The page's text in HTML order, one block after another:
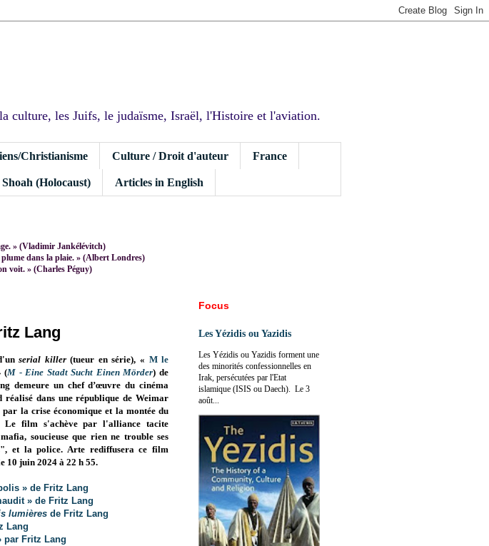
culture, les Juifs, le judaïsme, Israël, l'Histoire et l'aviation.
Christianisme Culture / Droit d'auteur France
Shoah (Holocaust) Articles in English
» (Vladimir Jankélévitch)
dans la plaie. » (Albert Londres)
voit. » (Charles Péguy)
Lang
serial killer(tueur en série), « M le
(M - Eine Stadt Sucht Einen Mörder) de
demeure un chef d’œuvre du cinéma
réalisé dans une république de Weimar
par la crise économique et la montée du
Le film s'achève par l'alliance tacite
soucieuse que rien ne trouble ses
et la police. Arte rediffusera ce film
10 juin 2024 à 22 h 55.
» de Fritz Lang
» de Fritz Lang
lumièresde Fritz Lang
Lang
par Fritz Lang
Focus
Les Yézidis ou Yazidis
Les Yézidis ou Yazidis forment une
des minorités confessionnelles en
Irak, persécutées par l'Etat
islamique (ISIS ou Daech). Le 3
août...